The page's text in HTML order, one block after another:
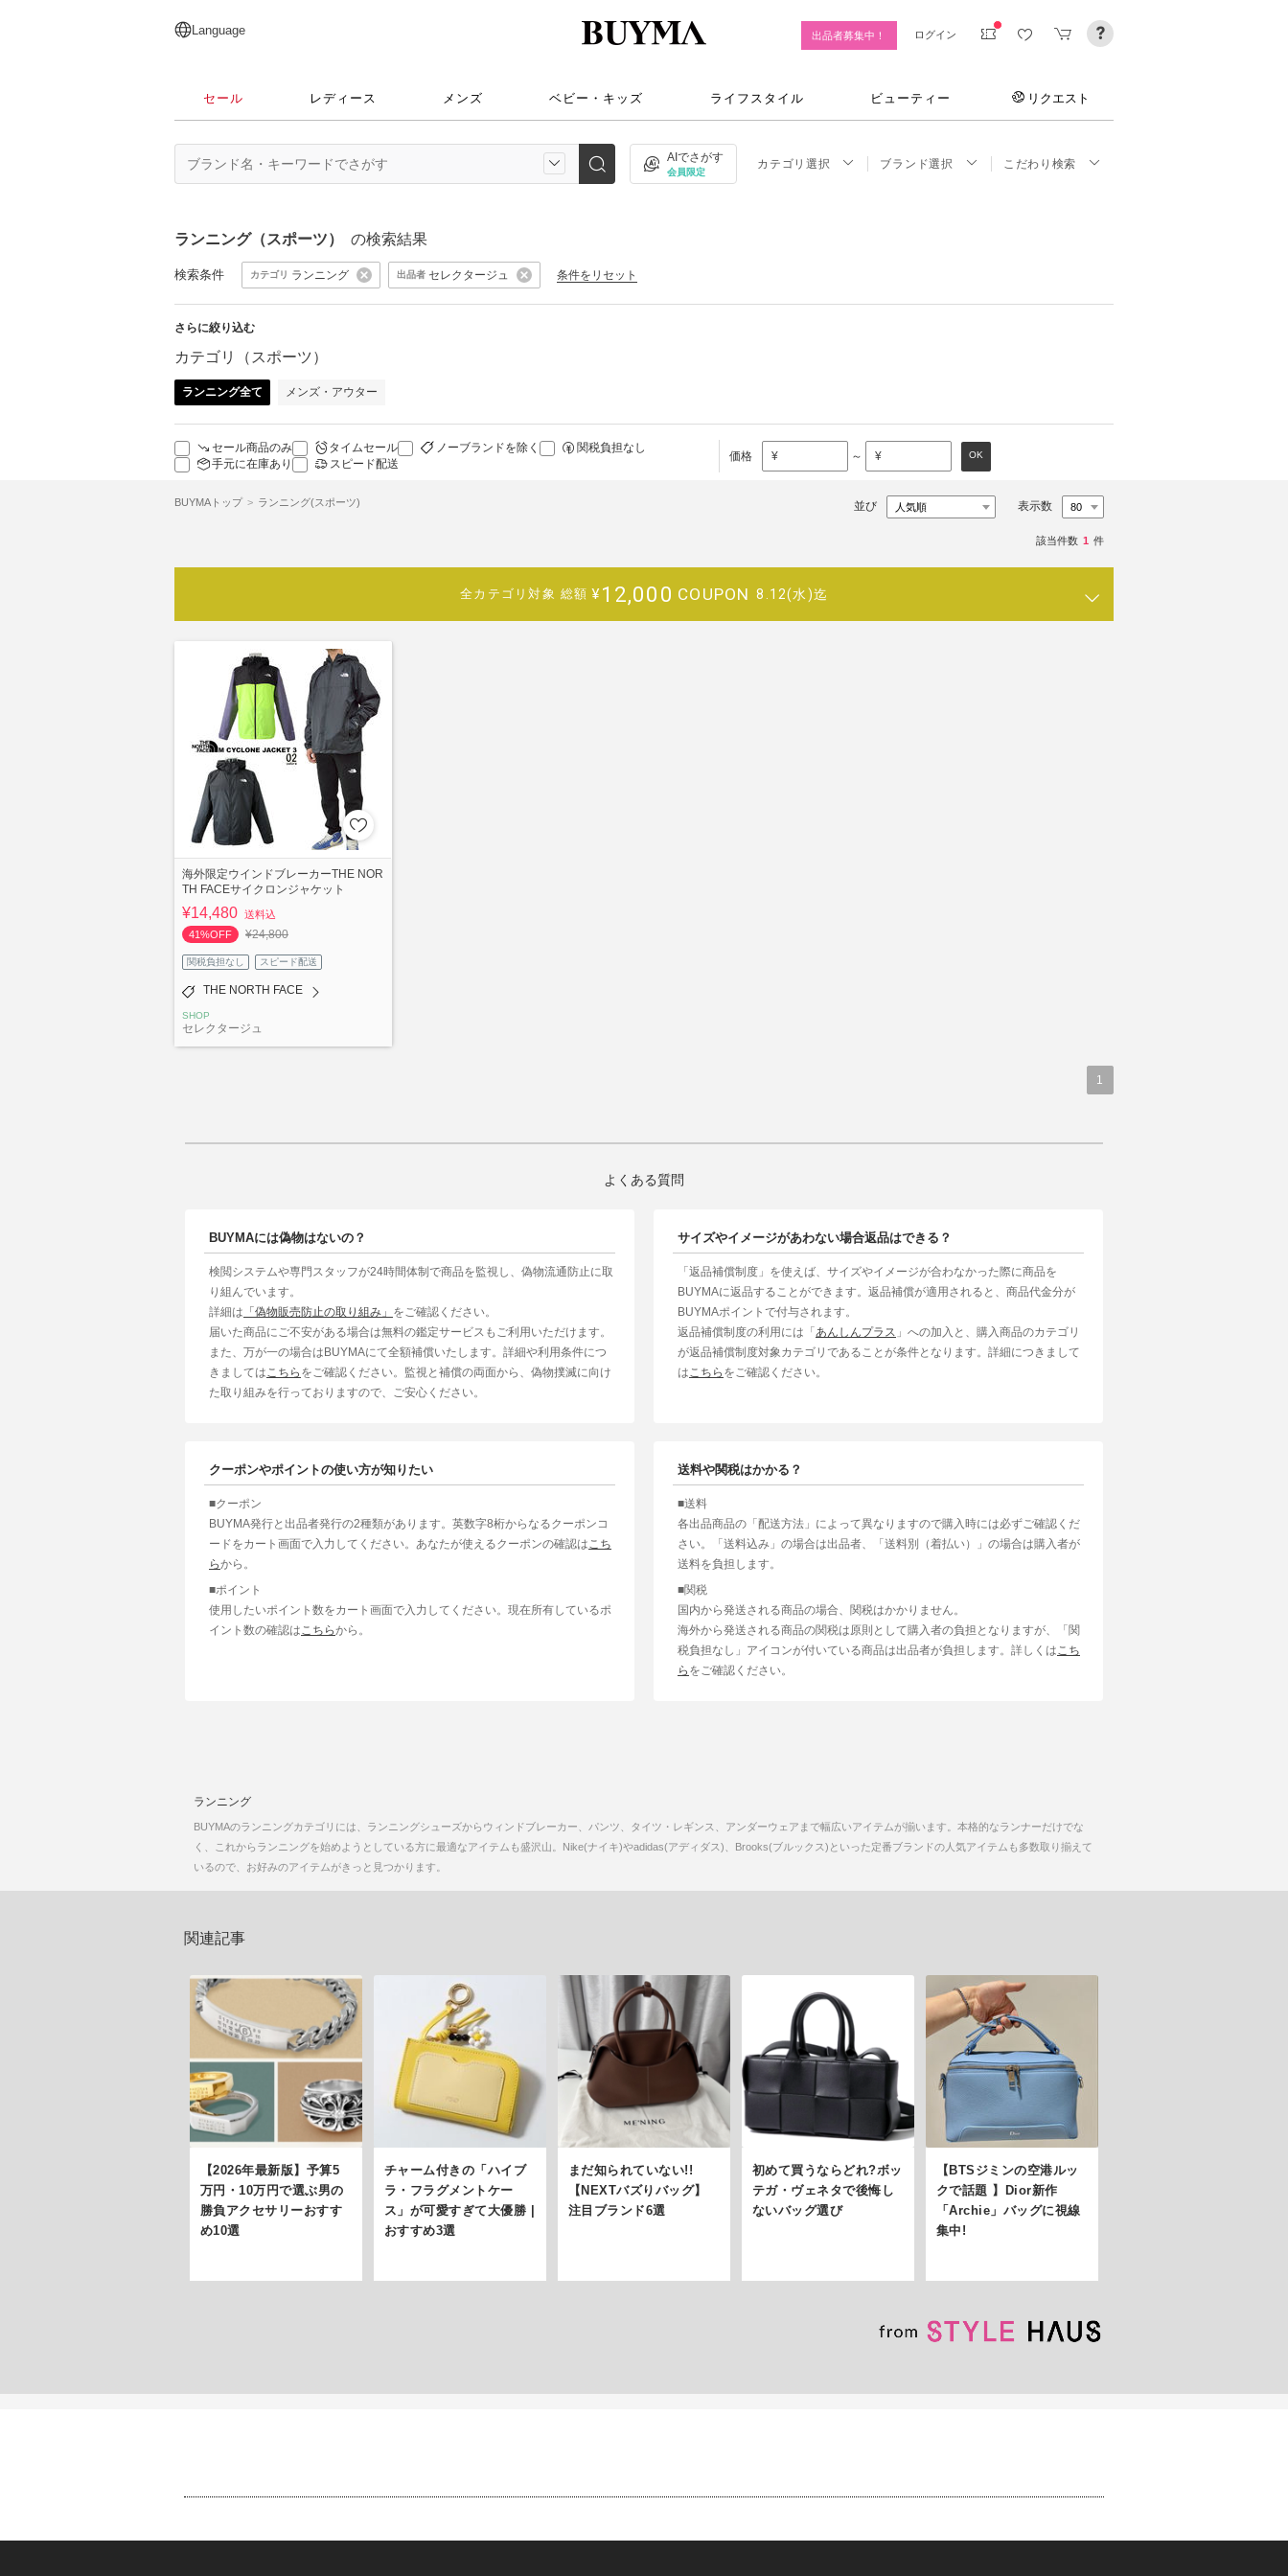
日本語
English
简体中文
繁體中文
Language 出品者募集中！ ログイン
セール レディース メンズ ベビー・キッズ ライフスタイル ビューティー リクエスト
AIでさがす
会員限定
カテゴリ選択 ブランド選択 こだわり検索
ランニング（スポーツ） の検索結果
検索条件 カテゴリ ランニング 出品者 セレクタージュ 条件をリセット
さらに絞り込む
カテゴリ（スポーツ）
ランニング全て メンズ・アウター
セール商品のみ タイムセール ノーブランドを除く
関税負担なし
手元に在庫あり
スピード配送
価格 ¥ ～ ¥ OK
BUYMAトップ ランニング(スポーツ) 並び 表示数
該当件数 1 件
全カテゴリ対象 総額 ¥12,000 COUPON 8.12(水)迄
海外限定ウインドブレーカーTHE NOR
TH FACEサイクロンジャケット
¥14,480 送料込
41%OFF
¥24,800
関税負担なし スピード配送
THE NORTH FACE
SHOP
セレクタージュ
1
よくある質問
BUYMAには偽物はないの？
検閲システムや専門スタッフが24時間体制で商品を監視し、偽物流通防止に取
り組んでいます。
詳細は 「偽物販売防止の取り組み」 をご確認ください。
届いた商品にご不安がある場合は無料の鑑定サービスもご利用いただけます。
また、万が一の場合はBUYMAにて全額補償いたします。詳細や利用条件につ
きましては こちら をご確認ください。監視と補償の両面から、偽物撲滅に向け
た取り組みを行っておりますので、ご安心ください。
サイズやイメージがあわない場合返品はできる？
「返品補償制度」を使えば、サイズやイメージが合わなかった際に商品を
BUYMAに返品することができます。返品補償が適用されると、商品代金分が
BUYMAポイントで付与されます。
返品補償制度の利用には「 あんしんプラス 」への加入と、購入商品のカテゴリ
が返品補償制度対象カテゴリであることが条件となります。詳細につきまして
は こちら をご確認ください。
クーポンやポイントの使い方が知りたい
■クーポン
BUYMA発行と出品者発行の2種類があります。英数字8桁からなるクーポンコ
ードをカート画面で入力してください。あなたが使えるクーポンの確認は こち
らから。
■ポイント
使用したいポイント数をカート画面で入力してください。現在所有しているポ
イント数の確認は こちらから。
送料や関税はかかる？
■送料
各出品商品の「配送方法」によって異なりますので購入時には必ずご確認くだ
さい。「送料込み」の場合は出品者、「送料別（着払い）」の場合は購入者が
送料を負担します。
■関税
国内から発送される商品の場合、関税はかかりません。
海外から発送される商品の関税は原則として購入者の負担となりますが、「関
税負担なし」アイコンが付いている商品は出品者が負担します。詳しくは こち
ら をご確認ください。
ランニング
BUYMAのランニングカテゴリには、ランニングシューズからウィンドブレーカー、パンツ、タイツ・レギンス、アンダーウェアまで幅広いアイテムが揃います。本格的なランナーだけでな
く、これからランニングを始めようとしている方に最適なアイテムも盛沢山。Nike(ナイキ)やadidas(アディダス)、Brooks(ブルックス)といった定番ブランドの人気アイテムも多数取り揃えて
いるので、お好みのアイテムがきっと見つかります。
関連記事
【2026年最新版】予算5
万円・10万円で選ぶ男の
勝負アクセサリーおすす
め10選
チャーム付きの「ハイブ
ラ・フラグメントケー
ス」が可愛すぎて大優勝 |
おすすめ3選
まだ知られていない!!
【NEXTバズりバッグ】
注目ブランド6選
初めて買うならどれ?ボッ
テガ・ヴェネタで後悔し
ないバッグ選び
【BTSジミンの空港ルッ
クで話題 】Dior新作
「Archie」バッグに視線
集中!